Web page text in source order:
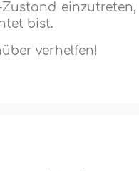
bist.
verhelfen!